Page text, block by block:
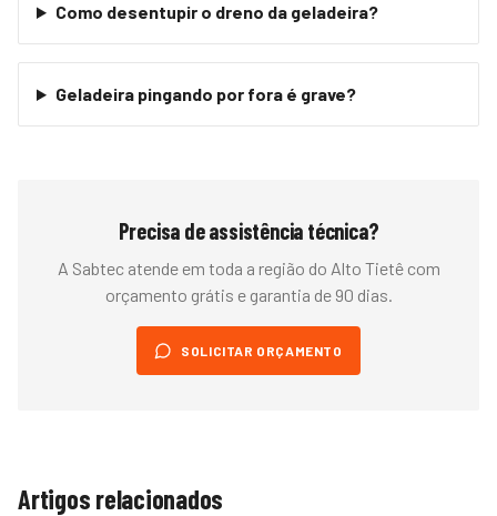
Como desentupir o dreno da geladeira?
Geladeira pingando por fora é grave?
Precisa de assistência técnica?
A Sabtec atende em toda a região do Alto Tietêcom
orçamento grátis e garantia de 90 dias.
SOLICITAR ORÇAMENTO
Artigos relacionados